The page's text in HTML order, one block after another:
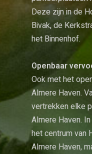
Deze zijn in de
Bivak, de
het Binnenhof.
Openbaar
Ook met het
Almere Haven.
vertrekken elke
Almere Haven.
het centrum van
Almere Haven,